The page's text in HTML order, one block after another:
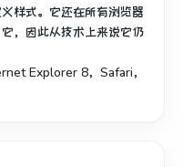
样式。 它还在所有浏览器
，因此从技术上来说它仍
Explorer 8，Safari，